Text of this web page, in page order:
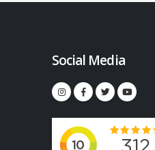
Social Media